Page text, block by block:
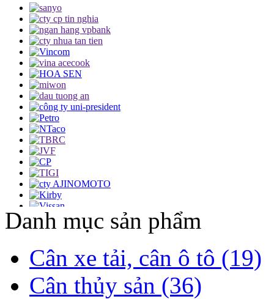
Danh mục sản phẩm
Cân xe tải, cân ô tô (19)
Cân thủy sản (36)